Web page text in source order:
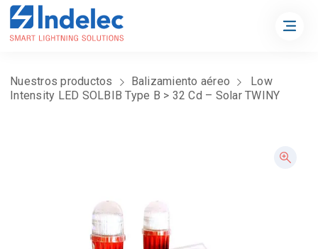
Nuestros productos Balizamiento aéreo
Low
Intensity LED SOLBIB Type B > 32 Cd – Solar TWINY